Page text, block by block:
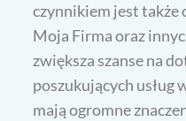
czynnikiem jest także
Moja Firma oraz
zwiększa szanse na
poszukujących usług
mają ogromne